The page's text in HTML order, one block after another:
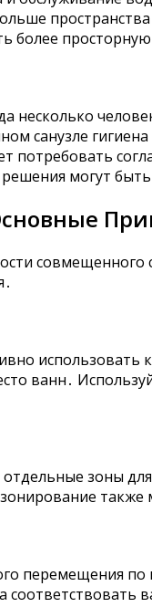
более
несколько
санузле
потребовать
могут
использовать
ванн․
зоны
перемещения